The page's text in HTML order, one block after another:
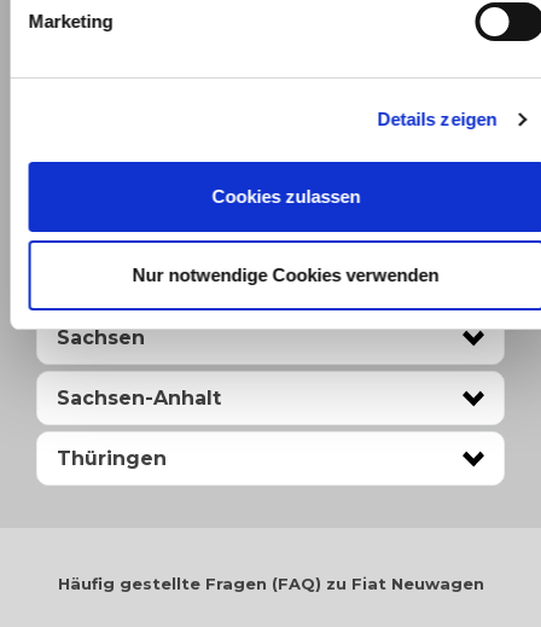
Marketing
Details zeigen
Cookies zulassen
Nur notwendige Cookies verwenden
Berlin-Pankow
Schönerlinder Straße 1
Niedersachsen
Sachsen
Sachsen-Anhalt
Thüringen
Häufig gestellte Fragen (FAQ) zu Fiat Neuwagen